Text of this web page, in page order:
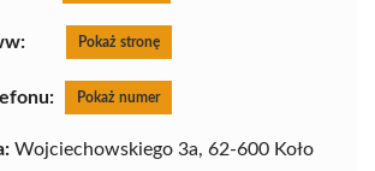
Pokaż stronę
Pokaż numer
Wojciechowskiego 3a, 62-600 Koło